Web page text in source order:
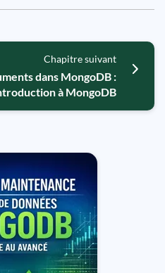
Chapitre suivant
dans MongoDB :
à MongoDB